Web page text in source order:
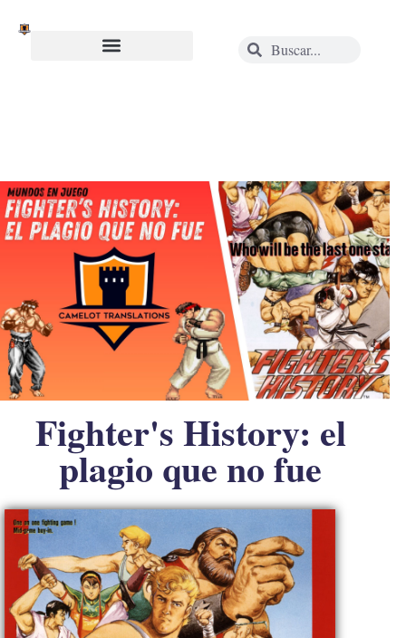
Fighter's History: el
plagio que no fue